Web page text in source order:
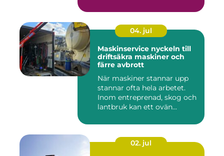
04. jul
Maskinservice nyckeln till
driftsäkra maskiner och
färre avbrott
När maskiner stannar upp
stannar ofta hela arbetet.
Inom entreprenad, skog och
lantbruk kan ett ovän...
02. jul